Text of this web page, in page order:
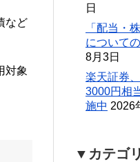
など
対象
日
「配当・
について
8月3日
楽天証券
3000円相
施中 2026
▼カテゴ